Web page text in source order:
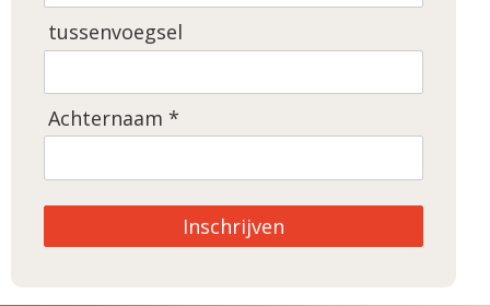
tussenvoegsel
Achternaam *
Inschrijven